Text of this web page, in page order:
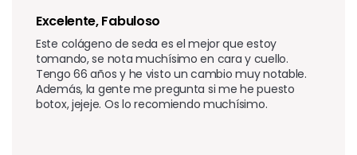
Excelente, Fabuloso
Este colágeno de seda es el mejor que estoy
tomando, se nota muchísimo en cara y cuello.
Tengo 66 años y he visto un cambio muy notable.
Además, la gente me pregunta si me he puesto
botox, jejeje. Os lo recomiendo muchísimo.